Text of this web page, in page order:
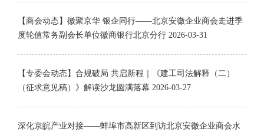
【商会动态】徽聚京华 银企同行——北京安徽企业商会走进季
度轮值常务副会长单位徽商银行北京分行 2026-03-31
【专委会动态】合规破局 共启新程｜《建工司法解释（二）
（征求意见稿）》解读沙龙圆满落幕 2026-03-27
深化京皖产业对接——蚌埠市高新区到访北京安徽企业商会水